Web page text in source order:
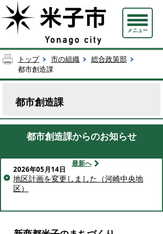
メニュー
トップ 市の組織
総合政策部
都市創造課
都市創造課
都市創造課からのお知らせ
最新へ
2026年05月14日
地区計画を変更しました（河崎中央地
区）